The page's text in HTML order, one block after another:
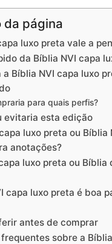
da página
luxo preta vale a
da Bíblia NVI capa
a Bíblia NVI capa luxo
para quais perfis?
evitaria esta edição
luxo preta ou Bíblia
anotações?
luxo preta ou Bíblia
capa luxo preta é boa
antes de comprar
sobre a